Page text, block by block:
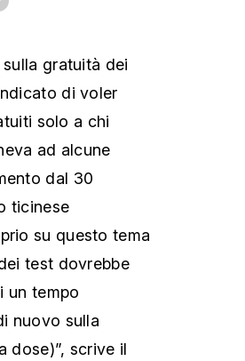
gratuità dei
di voler
solo a chi
ad alcune
dal 30
ticinese
su questo tema
test dovrebbe
un tempo
nuovo sulla
dose)”, scrive il